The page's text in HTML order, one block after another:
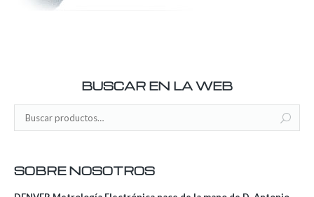
BUSCAR EN LA WEB
SOBRE NOSOTROS